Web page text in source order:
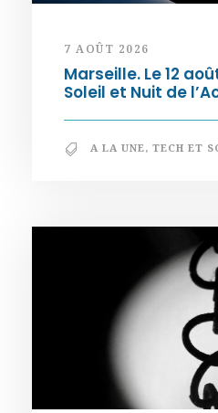
7 AOÛT 2026
Marseille. Le 12
Soleil et Nuit de
A LA UNE, TECH ET